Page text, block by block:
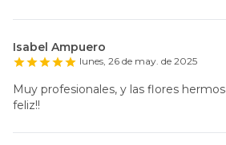
Isabel Ampuero
lunes, 26 de may. de 2025
Muy profesionales, y las flores
feliz!!